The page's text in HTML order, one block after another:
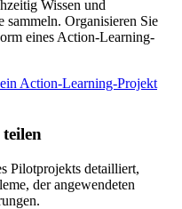
Wissen und
Organisieren Sie
eines Action-Learning-
Action-Learning-Projekt
Pilotprojekts detailliert,
der angewendeten